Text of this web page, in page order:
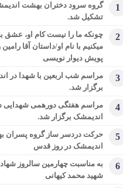
1
گروه سرود دختران بهشت
تشکیل شد.
2
چونکه ما را نیست کام او، عشق
میکنیم با نام او/داستان آقا رامین
پویش دیوار نویسی
3
مراسم شب اربعین با شهدا در
برگزار شد.
4
مراسم هفتگی دورهمی شهدایی
اندیمشک برگزار شد.
5
حرکت دردسر ساز گروه پسران
اندیمشک در روز قدس
6
به مناسبت چهارمین سالروز
شهید محمد کیهانی